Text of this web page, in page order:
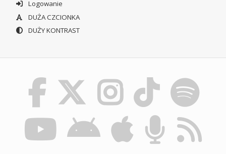
Logowanie
DUŻA CZCIONKA
DUŻY KONTRAST